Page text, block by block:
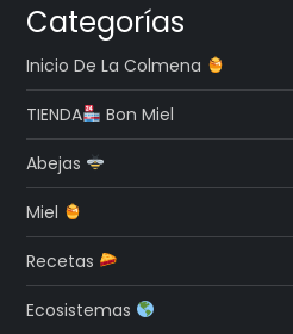
Categorías
Inicio De La Colmena
TIENDA Bon Miel
Abejas
Miel
Recetas
Ecosistemas